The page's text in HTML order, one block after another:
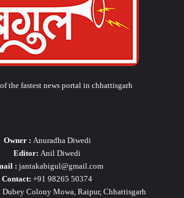
the fastest news portal in chhattisgarh
Owner : Anuradha Diwedi
Editor: Anil Diwedi
: jantakabigul@gmail.com
Contact: +91 98265 50374
Dubey Colony Mowa, Raipur, Chhattisgarh